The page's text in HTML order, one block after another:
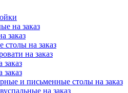
на заказ
заказ
столы на заказ
на заказ
и письменные столы на заказ
на заказ